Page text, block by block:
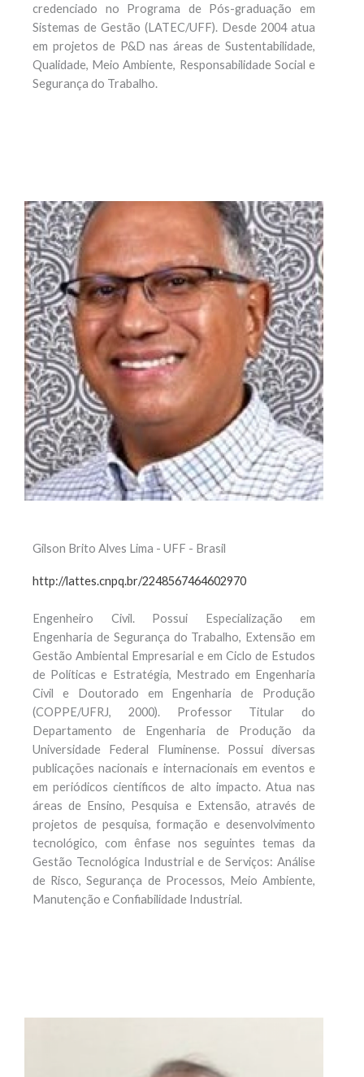
credenciado no Programa de Pós-graduação em
Sistemas de Gestão (LATEC/UFF). Desde 2004 atua
em projetos de P&D nas áreas de Sustentabilidade,
Qualidade, Meio Ambiente, Responsabilidade Social e
Segurança do Trabalho.
Gilson Brito Alves Lima - UFF - Brasil
http://lattes.cnpq.br/2248567464602970
Engenheiro Civil. Possui Especialização em
Engenharia de Segurança do Trabalho, Extensão em
Gestão Ambiental Empresarial e em Ciclo de Estudos
de Políticas e Estratégia, Mestrado em Engenharia
Civil e Doutorado em Engenharia de Produção
(COPPE/UFRJ, 2000). Professor Titular do
Departamento de Engenharia de Produção da
Universidade Federal Fluminense. Possui diversas
publicações nacionais e internacionais em eventos e
em periódicos científicos de alto impacto. Atua nas
áreas de Ensino, Pesquisa e Extensão, através de
projetos de pesquisa, formação e desenvolvimento
tecnológico, com ênfase nos seguintes temas da
Gestão Tecnológica Industrial e de Serviços: Análise
de Risco, Segurança de Processos, Meio Ambiente,
Manutenção e Confiabilidade Industrial.